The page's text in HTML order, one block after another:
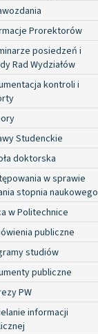
Prorektorów
posiedzeń i
Rad Wydziałów
kontroli i
Studenckie
doktorska
w sprawie
stopnia naukowego
w Politechnice
publiczne
studiów
publiczne
PW
informacji